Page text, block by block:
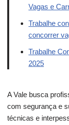
Vagas e
Trabalhe
concorrer
Trabalhe
2025
A Vale busca
com segurança e
técnicas e